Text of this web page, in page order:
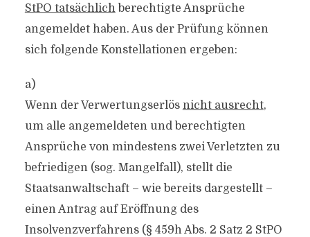
StPO tatsächlichberechtigte Ansprüche
angemeldet haben. Aus der Prüfung können
sich folgende Konstellationen ergeben:
a)
Wenn der Verwertungserlös nicht ausrecht,
um alle angemeldeten und berechtigten
Ansprüche von mindestens zwei Verletzten zu
befriedigen (sog. Mangelfall), stellt die
Staatsanwaltschaft – wie bereits dargestellt –
einen Antrag auf Eröffnung des
Insolvenzverfahrens (§ 459h Abs. 2 Satz 2 StPO